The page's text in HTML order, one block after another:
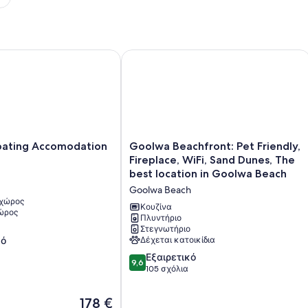
μέση
διανυκτέρευση
Accomodation
Η
178 €
Accomodation
Goolwa
Beachfront:
Pet
Friendly,
Fireplace,
WiFi,
Sand
Dunes,
The
best
location
Goolwa Beachfront: Pet Friendly,
Fireplace, WiFi, Sand Dunes, The
best location in Goolwa Beach
Goolwa Beach
Κουζίνα
Πλυντήριο
Στεγνωτήριο
Δέχεται κατοικίδια
9.6
στα
9,6 Εξαιρετικό
105 σχόλια
Goolwa Beachfront: Pet Friendly,